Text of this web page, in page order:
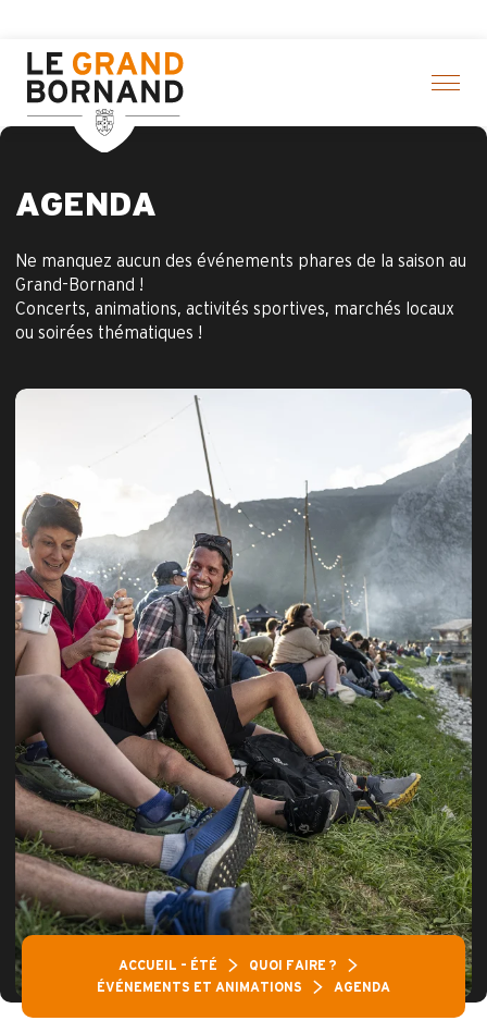
contenu
principal
AGENDA
Ne manquez aucun des événements phares de la saison au
Grand-Bornand !
Concerts, animations, activités sportives, marchés locaux
ou soirées thématiques !
ACCUEIL – ÉTÉ
QUOI FAIRE ?
ÉVÉNEMENTS ET ANIMATIONS
AGENDA